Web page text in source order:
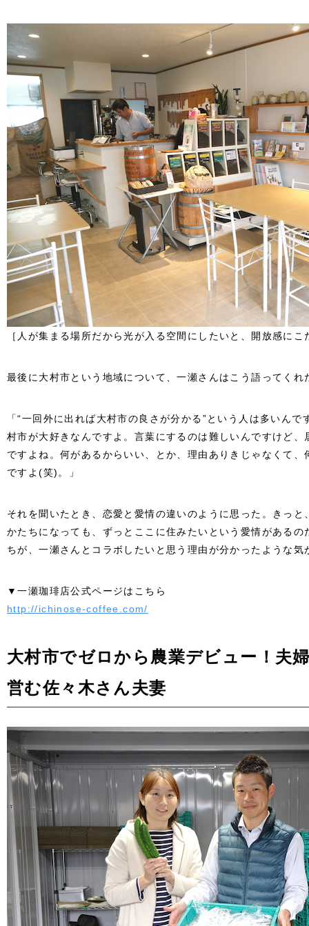
［人が集まる場所だから光が入る空間にしたいと、開放感にこ
最後に大村市という地域について、一瀬さんはこう語ってくれ
「“一回外に出れば大村市の良さが分かる”という人は多いん
村市が大好きなんですよ。言葉にするのは難しいんですけど
ですよね。何があるからいい、とか、理由ありきじゃなくて
ですよ(笑)。」
それを聞いたとき、恋愛と愛情の違いのように思った。きっ
かたちになっても、ずっとここに住みたいという愛情がある
ちが、一瀬さんとコラボしたいと思う理由が分かったような気
▼一瀬珈琲店公式ページはこちら
http://ichinose-coffee.com/
大村市でゼロから農業デビュー！夫
営む佐々木さん夫妻